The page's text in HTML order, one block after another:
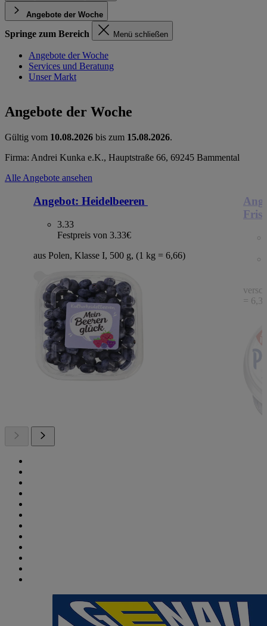
Angebote der Woche
Springe zum Bereich Menü schließen
Angebote der Woche
Services und Beratung
Unser Markt
Angebote der Woche
Gültig vom 10.08.2026 bis zum 15.08.2026.
Firma: Andrei Kunka e.K., Hauptstraße 66, 69245 Bammental
Alle Angebote ansehen
Angebot: Heidelbeeren
3.33
Festpreis von 3.33€
aus Polen, Klasse I, 500 g, (1 kg = 6,66)
=